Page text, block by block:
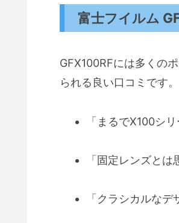
富士フイルム
GFX100RFには多くの
られる良い口コミです。
「まるでX100シ
「固定レンズとは
「クラシカルなデ